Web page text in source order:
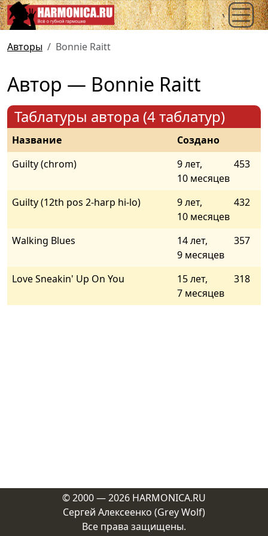
Авторы Bonnie Raitt
Автор — Bonnie Raitt
Таблатуры автора (4 таблатур)
Название
Создано
Guilty (chrom)
9 лет,
10 месяцев
453
Guilty (12th pos 2-harp hi-lo)
9 лет,
10 месяцев
432
Walking Blues
14 лет,
9 месяцев
357
Love Sneakin' Up On You
15 лет,
7 месяцев
318
© 2000 — 2026 HARMONICA.RU
Сергей Алексеенко (Grey Wolf)
Все права защищены.